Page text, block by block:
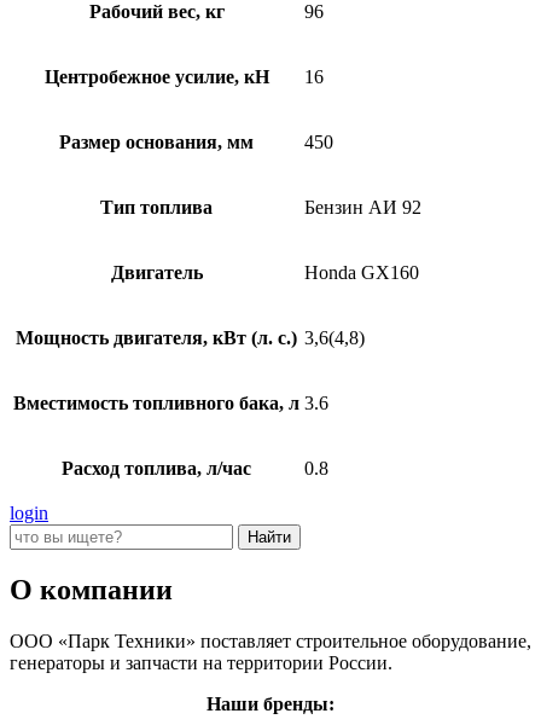
Рабочий вес, кг 96
Центробежное усилие, кН 16
Размер основания, мм 450
Тип топлива Бензин АИ 92
Двигатель Honda GX160
Мощность двигателя, кВт (л. с.) 3,6(4,8)
Вместимость топливного бака, л 3.6
Расход топлива, л/час 0.8
login
О компании
ООО «Парк Техники» поставляет строительное оборудование,
генераторы и запчасти на территории России.
Наши бренды: